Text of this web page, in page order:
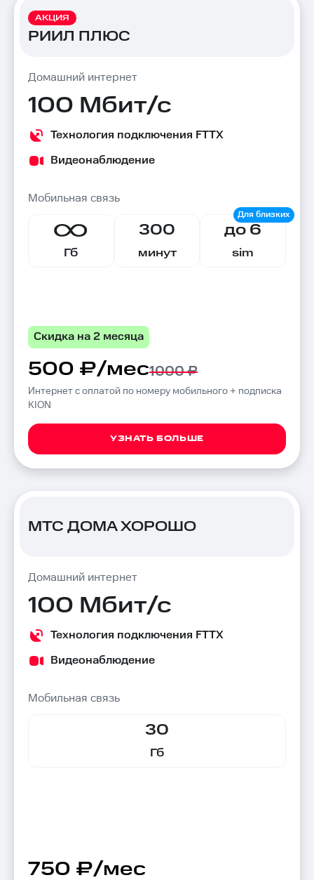
АКЦИЯ
РИИЛ ПЛЮС
Домашний интернет
100 Мбит/с
Технология подключения FTTX
Видеонаблюдение
Мобильная связь
Гб
300
минут
до 6
sim
Скидка на 2 месяца
500 ₽/мес1000 ₽
Интернет с оплатой по номеру мобильного + подписка
KION
УЗНАТЬ БОЛЬШЕ
МТС ДОМА ХОРОШО
Домашний интернет
100 Мбит/с
Технология подключения FTTX
Видеонаблюдение
Мобильная связь
30
Гб
750 ₽/мес